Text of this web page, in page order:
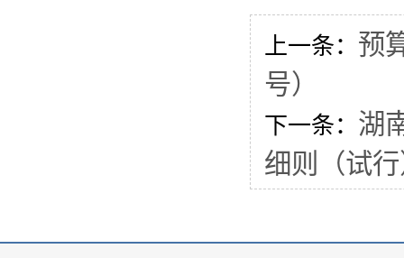
上一条： 预
号）
下一条： 湖
细则（试